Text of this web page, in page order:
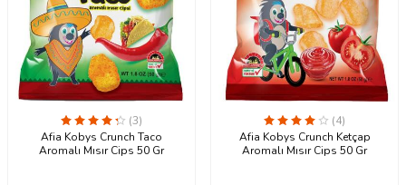
(3)
Afia Kobys Crunch Taco
Aromalı Mısır Cips 50 Gr
(4)
Afia Kobys Crunch Ketçap
Aromalı Mısır Cips 50 Gr